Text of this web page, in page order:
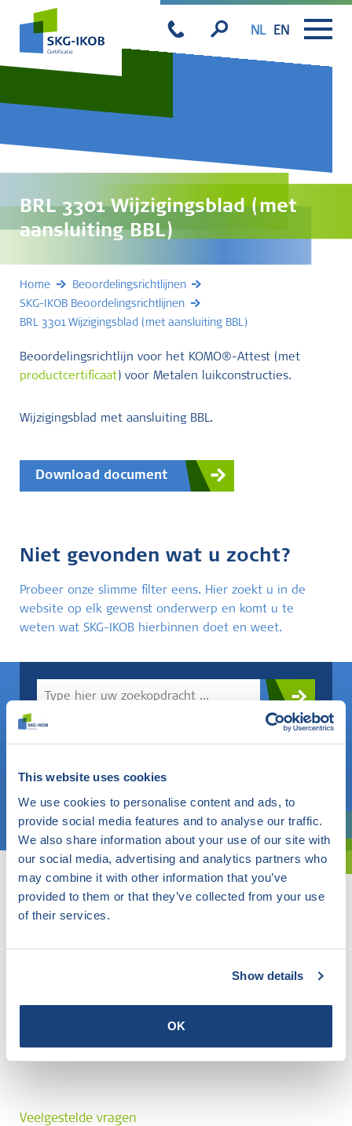
This website uses cookies
We use cookies to personalise content and ads, to
provide social media features and to analyse our traffic.
We also share information about your use of our site with
our social media, advertising and analytics partners who
may combine it with other information that you’ve
provided to them or that they’ve collected from your use
of their services.
Show details
OK
NL EN
BRL 3301 Wijzigingsblad (met
aansluiting BBL)
Home
Beoordelingsrichtlijnen
SKG-IKOB Beoordelingsrichtlijnen
BRL 3301 Wijzigingsblad (met aansluiting BBL)
Beoordelingsrichtlijn voor het KOMO®-Attest (met
productcertificaat) voor Metalen luikconstructies.
Wijzigingsblad met aansluiting BBL.
Download document
Niet gevonden wat u zocht?
Probeer onze slimme filter eens. Hier zoekt u in de
website op elk gewenst onderwerp en komt u te
weten wat SKG-IKOB hierbinnen doet en weet.
Weet u wat u zoekt? Gebruik dan dit veld.
Kies een onderwerp
Bent u oriënterend? Gebruik dan onze filter.
Veelgestelde vragen